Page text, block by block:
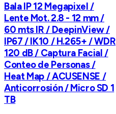
Bala IP 12 Megapixel /
Lente Mot. 2.8 - 12 mm /
60 mts IR / DeepinView /
IP67 / IK10 / H.265+ / WDR
120 dB / Captura Facial /
Conteo de Personas /
Heat Map / ACUSENSE /
Anticorrosión / Micro SD 1
TB